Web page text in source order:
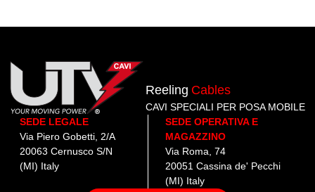
Reeling Cables
CAVI SPECIALI PER POSA MOBILE
SEDE LEGALE
Via Piero Gobetti, 2/A
20063 Cernusco S/N
(MI) Italy
SEDE OPERATIVA E
MAGAZZINO
Via Roma, 74
20051 Cassina de' Pecchi
(MI) Italy